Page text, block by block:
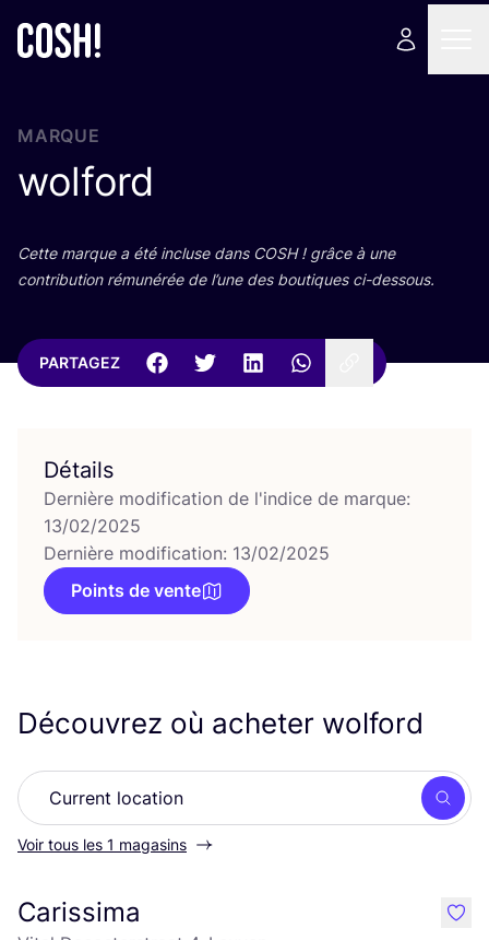
MARQUE
wolford
Cette marque a été incluse dans COSH! grâce à une
contri­bu­tion rému­né­rée de l’une des bou­tiques ci-dessous.
PARTAGEZ
Détails
Dernière modification de l'indice de marque:
13/02/2025
Dernière modification: 13/02/2025
Points de vente
Découvrez où acheter wolford
Voir tous les 1 magasins
Carissima like